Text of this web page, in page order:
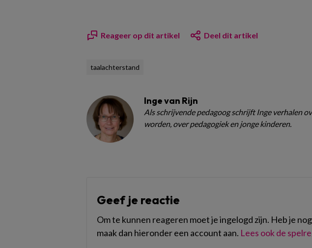
Reageer op dit artikel Deel dit artikel
taalachterstand
Inge van Rijn
Als schrijvende pedagoog schrijft Inge verhalen
worden, over pedagogiek en jonge kinderen.
Geef je reactie
Om te kunnen reageren moet je ingelogd zijn. Heb je
maak dan hieronder een account aan. Lees ook de